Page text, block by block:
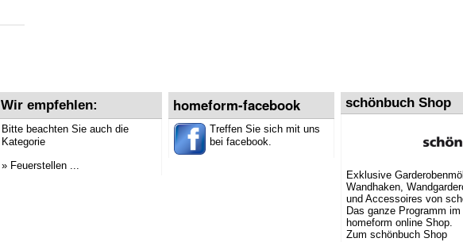
Wir empfehlen:
Bitte beachten Sie auch die
Kategorie
» Feuerstellen ...
homeform-facebook
Treffen Sie sich mit uns
bei facebook.
schönbuch Shop
Exklusive
Wandhaken,
und Accessoires von
Das ganze Programm im
homeform online Shop.
Zum schönbuch Shop